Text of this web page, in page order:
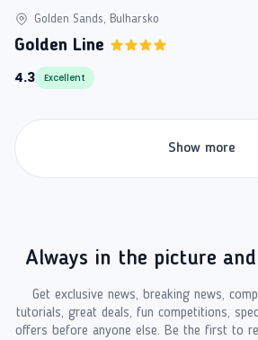
Golden Sands, Bulharsko
Golden Line
4.3
Excellent
Show more
Always in the picture
Get exclusive news, breaking news,
tutorials, great deals, fun competitions,
offers before anyone else. Be the first to